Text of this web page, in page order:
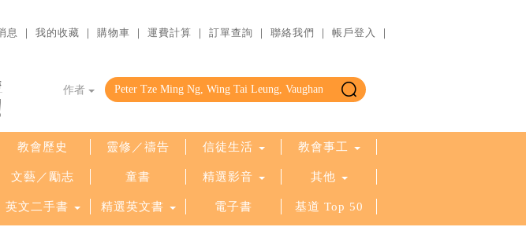
息 ｜ 我的收藏 ｜ 購物車 ｜ 運費計算 ｜ 訂單查詢 ｜ 聯絡我們 ｜ 帳戶登入 ｜
作者
教會歷史 靈修／禱告 信徒生活 教會事工
文藝／勵志 童書 精選影音 其他
英文二手書 精選英文書 電子書 基道 Top 50